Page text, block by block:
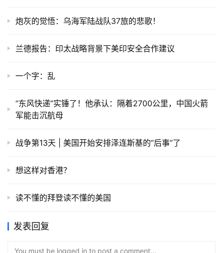
炮灰的觉悟：乌海军陆战队37旅的悲歌！
兰德报告：印太战略背景下美印安全合作建议
一个字：乱
“东风快递”实锤了！他承认：隔着2700公里，中国火箭
军能击沉航母
战争第13天 | 美国开始安排泽连斯基的“后事”了
想这样对香港？
读不懂的拜登读不懂的美国
发表回复
You must be logged in to post a comment...